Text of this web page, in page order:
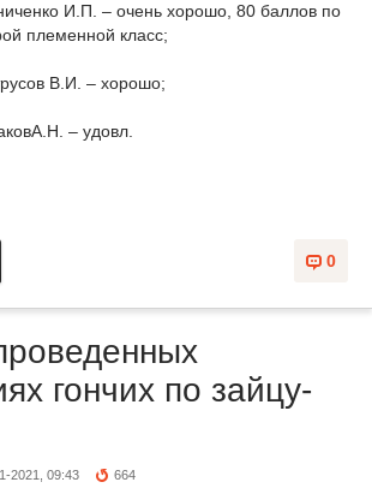
И.П. – очень хорошо, 80 баллов по
племенной класс;
В.И. – хорошо;
– удовл.
0
гончих по зайцу-
2021, 09:43 664